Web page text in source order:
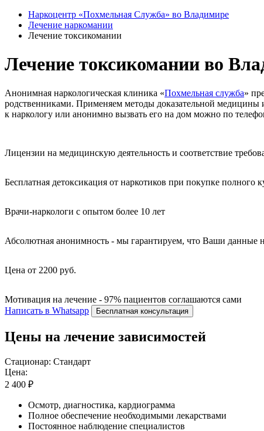
Наркоцентр «Похмельная Служба» во Владимире
Лечение наркомании
Лечение токсикомании
Лечение токсикомании во
Анонимная наркологическая клиника «Похмельная служба»
родственниками. Применяем методы доказательной медицины
к наркологу или анонимно вызвать его на дом можно по
Лицензии на медицинскую деятельность и соответствие
Бесплатная детоксикация от наркотиков при покупке полного
Врачи-наркологи с опытом более 10 лет
Абсолютная анонимность - мы гарантируем, что Ваши данные
Цена от 2200 руб.
Мотивация на лечение - 97% пациентов соглашаются сами
Написать в Whatsapp
Бесплатная консультация
Цены на лечение зависимостей
Стационар: Стандарт
Цена:
2 400 ₽
Осмотр, диагностика, кардиограмма
Полное обеспечение необходимыми лекарствами
Постоянное наблюдение специалистов